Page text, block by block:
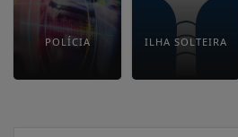
POLÍCIA ILHA SOLTEIRA